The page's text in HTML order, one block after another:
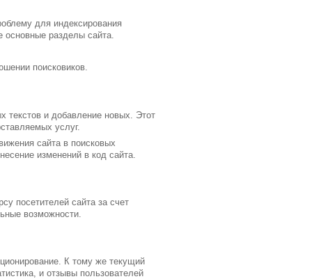
для индексирования
основные разделы сайта.
поисковиков.
текстов и добавление новых. Этот
услуг.
сайта в поисковых
изменений в код сайта.
посетителей сайта за счет
возможности.
К тому же текущий
и отзывы пользователей